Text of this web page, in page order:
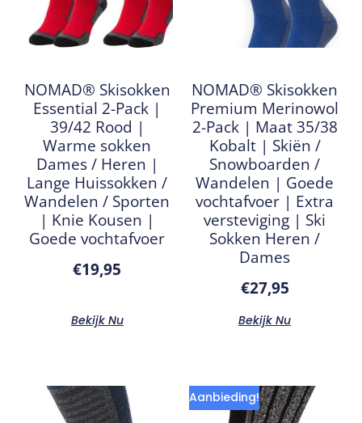
NOMAD® Skisokken
Essential 2-Pack |
39/42 Rood |
Warme sokken
Dames / Heren |
Lange Huissokken /
Wandelen / Sporten
| Knie Kousen |
Goede vochtafvoer
€19,95
Bekijk Nu
NOMAD® Skisokken
Premium Merinowol
2-Pack | Maat 35/38
Kobalt | Skiën /
Snowboarden /
Wandelen | Goede
vochtafvoer | Extra
versteviging | Ski
Sokken Heren /
Dames
€27,95
Bekijk Nu
Aanbieding!